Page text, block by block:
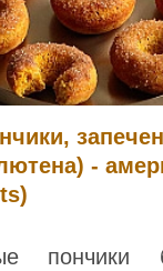
-
пончики